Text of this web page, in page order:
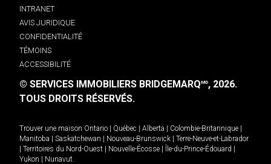
INTRANET
AVIS JURIDIQUE
CONFIDENTIALITÉ
TÉMOINS
ACCESSIBILITÉ
© SERVICES IMMOBILIERS BRIDGEMARQMD, 2026.
TOUS DROITS RÉSERVÉS.
Trouver une maison Ontario | Québec | Alberta | Colombie-Britannique |
Manitoba | Saskatchewan | Nouveau-Brunswick | Terre-Neuve-et-Labrador
| Territoires du Nord-Ouest | Nouvelle-Écosse | Île-du-Prince-Édouard |
Yukon | Nunavut